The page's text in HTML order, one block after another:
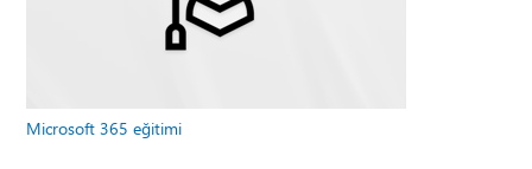
Microsoft 365 eğitimi